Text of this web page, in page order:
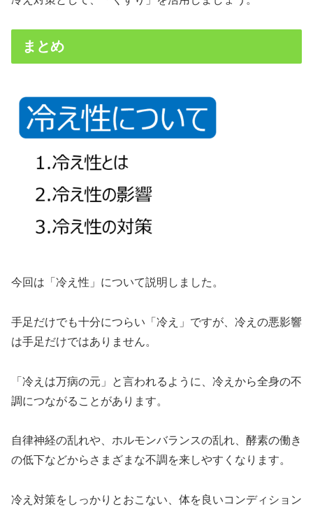
まとめ
今回は「冷え性」について説明しました。
手足だけでも十分につらい「冷え」ですが、冷えの悪影響
は手足だけではありません。
「冷えは万病の元」と言われるように、冷えから全身の不
調につながることがあります。
自律神経の乱れや、ホルモンバランスの乱れ、酵素の働き
の低下などからさまざまな不調を来しやすくなります。
冷え対策をしっかりとおこない、体を良いコンディション